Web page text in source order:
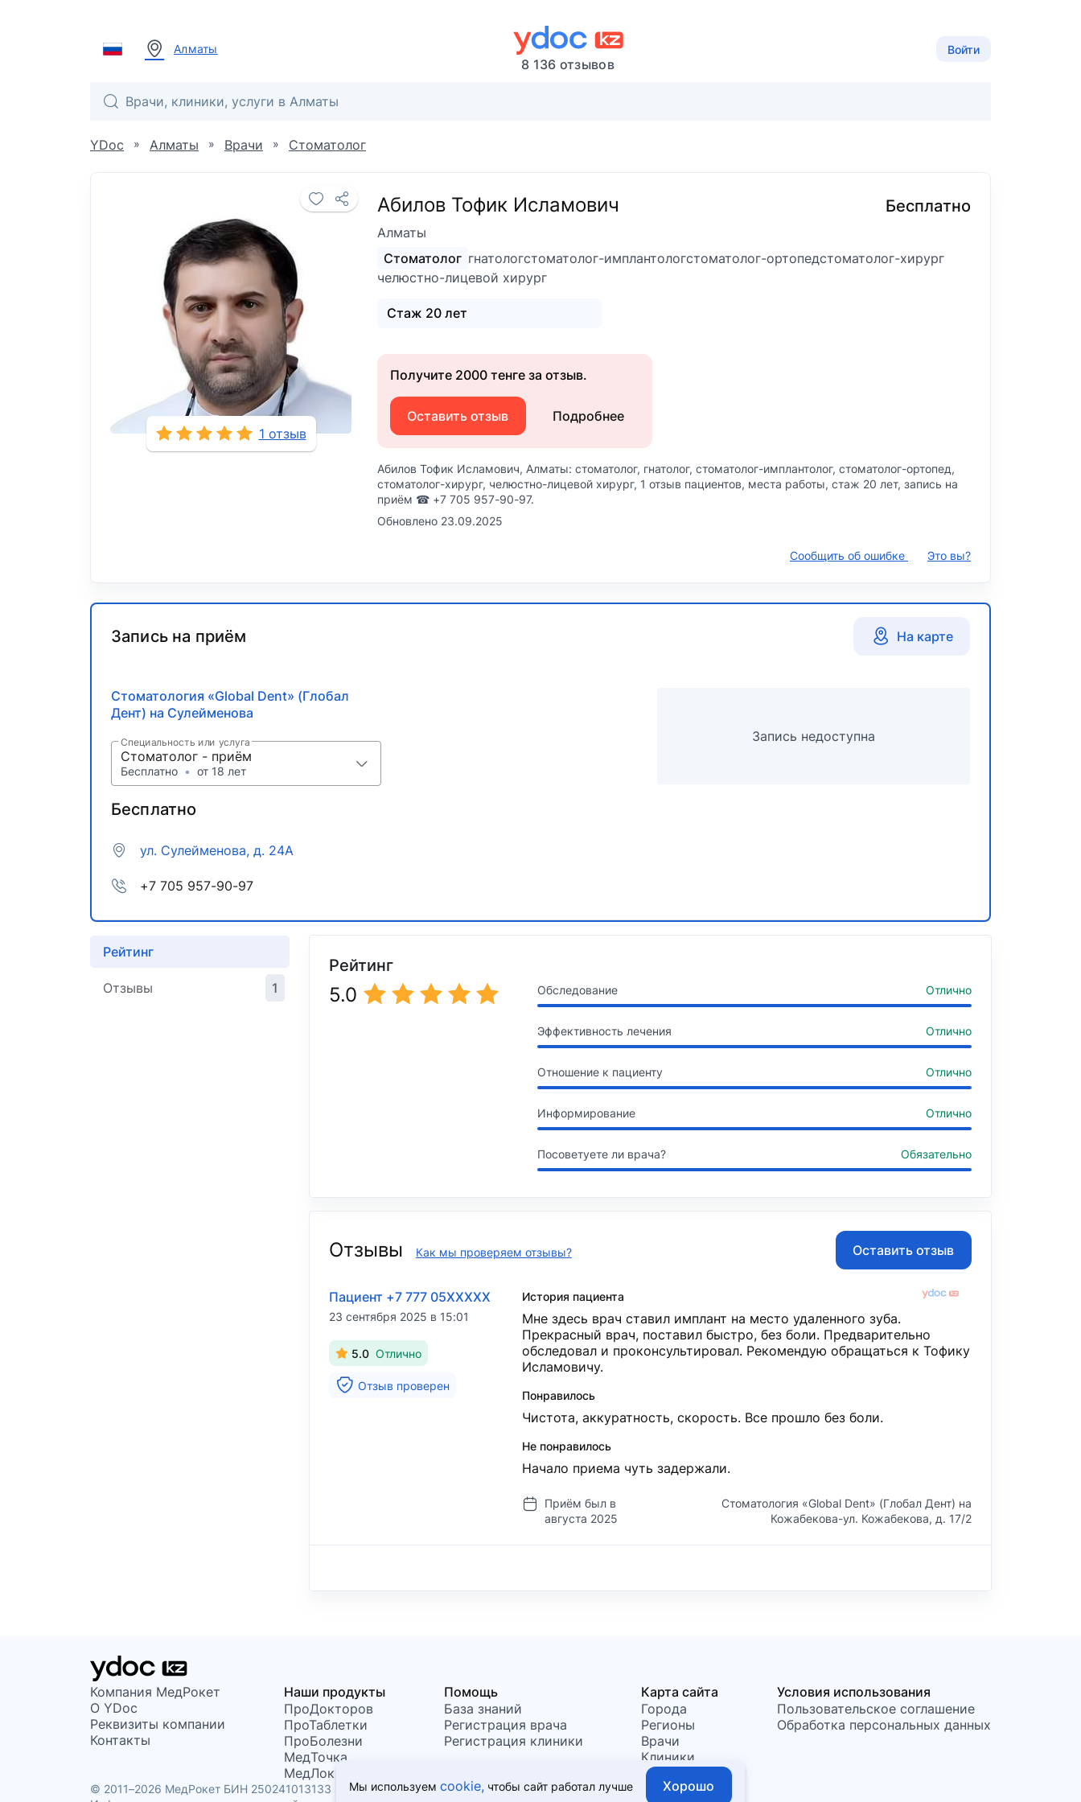
Мы используемcookie, чтобы сайт работал лучше Хорошо
Алматы
8 136 отзывов
Войти
YDoc » Алматы » Врачи » Стоматолог
1 отзыв
Абилов Тофик Исламович
Алматы
Бесплатно
Стоматолог гнатологстоматолог-имплантологстоматолог-ортопедстоматолог-хирург
челюстно-лицевой хирург
Стаж 20 лет
Получите 2000 тенге за отзыв.
Оставить отзыв Подробнее
Абилов Тофик Исламович, Алматы: стоматолог, гнатолог, стоматолог-имплантолог, стоматолог-ортопед,
стоматолог-хирург, челюстно-лицевой хирург, 1 отзыв пациентов, места работы, стаж 20 лет, запись на
приём ☎ +7 705 957-90-97.
Обновлено 23.09.2025
Сообщить об ошибке Это вы?
Запись на приём На карте
Стоматология «Global Dent» (Глобал
Дент) на Сулейменова
Специальность или услуга
Стоматолог - приём
Бесплатно • от 18 лет
Бесплатно
ул. Сулейменова, д. 24А
+7 705 957-90-97
Запись недоступна
Рейтинг
Отзывы 1
Рейтинг
5.0 Обследование Отлично
Эффективность лечения Отлично
Отношение к пациенту Отлично
Информирование Отлично
Посоветуете ли врача? Обязательно
Отзывы Как мы проверяем отзывы? Оставить отзыв
Пациент +7 777 05XXXXX
23 сентября 2025 в 15:01
5.0 Отлично
Отзыв проверен
История пациента
Мне здесь врач ставил имплант на место удаленного зуба.
Прекрасный врач, поставил быстро, без боли. Предварительно
обследовал и проконсультировал. Рекомендую обращаться к Тофику
Исламовичу.
Понравилось
Чистота, аккуратность, скорость. Все прошло без боли.
Не понравилось
Начало приема чуть задержали.
Приём был в
августа 2025
Стоматология «Global Dent» (Глобал Дент) на
Кожабекова-ул. Кожабекова, д. 17/2
Компания МедРокет
О YDoc
Реквизиты компании
Контакты
Наши продукты
ПроДокторов
ПроТаблетки
ПроБолезни
МедТочка
МедЛок
Помощь
База знаний
Регистрация врача
Регистрация клиники
Карта сайта
Города
Регионы
Врачи
Клиники
Условия использования
Пользовательское соглашение
Обработка персональных данных
© 2011–2026 МедРокет БИН 250241013133